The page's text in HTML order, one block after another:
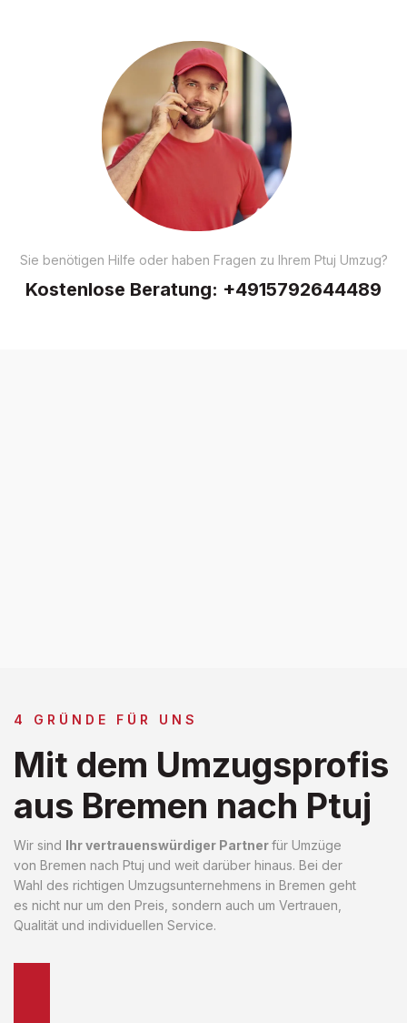
Sie benötigen Hilfe oder haben Fragen zu Ihrem Ptuj Umzug?
Kostenlose Beratung: +4915792644489
4 GRÜNDE FÜR UNS
Mit dem Umzugsprofis
aus Bremen nach Ptuj
Wir sind Ihr vertrauenswürdiger Partnerfür Umzüge
von Bremen nach Ptuj und weit darüber hinaus. Bei der
Wahl des richtigen Umzugsunternehmens in Bremen geht
es nicht nur um den Preis, sondern auch um Vertrauen,
Qualität und individuellen Service.